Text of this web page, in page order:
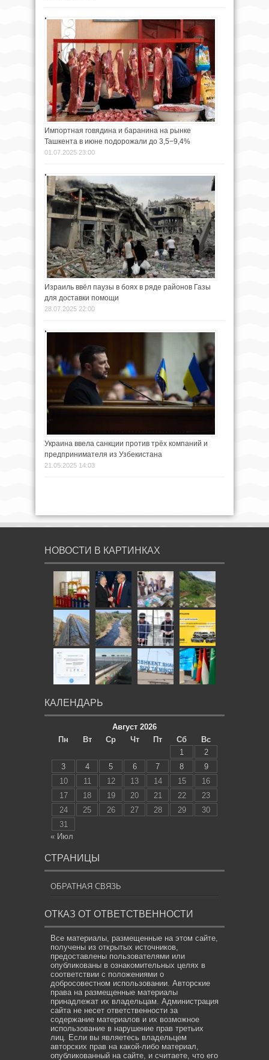
Импортная говядина и баранина на рынке
Ташкента в июне подорожали до 3,5−9,4%
01.07.2025 23:00
Израиль ввёл паузы в боях в ряде районов Газы
для доставки помощи
28.07.2025 22:00
Украина ввела санкции против трёх компаний и
предпринимателя из Узбекистана
21.05.2025 14:03
НОВОСТИ В КАРТИНКАХ
КАЛЕНДАРЬ
Август 2026
Пн
Вт Ср Чт Пт Сб
Вс
1
2
3
4 5 6 7 8
9
10
11 12 13 14 15
16
17
18 19 20 21 22
23
24
25 26 27 28 29
30
31
« Июл
СТРАНИЦЫ
ОБРАТНАЯ СВЯЗЬ
ОТКАЗ ОТ ОТВЕТСТВЕННОСТИ
Все материалы, размещенные на этом сайте,
получены из открытых источников,
предоставлены пользователями или
опубликованы в ознакомительных целях в
соответствии с положениями о
добросовестном использовании. Авторские
права на размещенные материалы
принадлежат их владельцам. Администрация
сайта не несет ответственности за
содержание материалов и их возможное
использование в нарушение прав третьих
лиц. Если вы являетесь владельцем
авторских прав на какой-либо материал,
опубликованный на сайте, и считаете, что его